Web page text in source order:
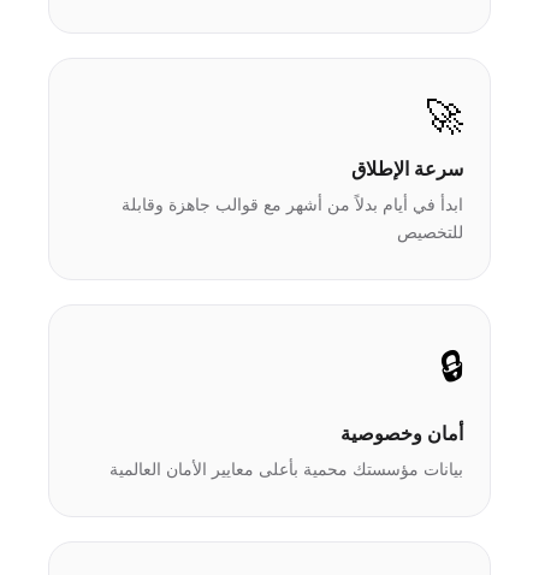
🚀
سرعة الإطلاق
ابدأ في أيام بدلاً من أشهر مع قوالب جاهزة وقابلة
للتخصيص
🔒
أمان وخصوصية
بيانات مؤسستك محمية بأعلى معايير الأمان العالمية